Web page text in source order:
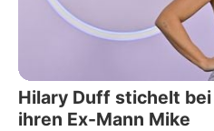
Hilary Duff stichelt
ihren Ex-Mann Mike